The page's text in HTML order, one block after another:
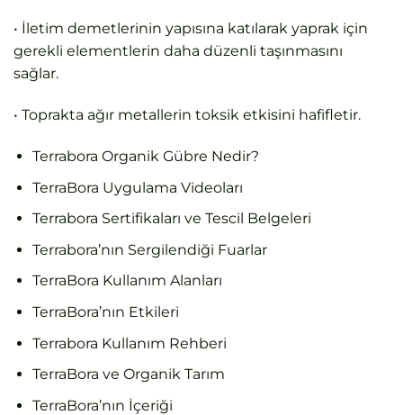
• İletim demetlerinin yapısına katılarak yaprak için
gerekli elementlerin daha düzenli taşınmasını
sağlar.
• Toprakta ağır metallerin toksik etkisini hafifletir.
Terrabora Organik Gübre Nedir?
TerraBora Uygulama Videoları
Terrabora Sertifikaları ve Tescil Belgeleri
Terrabora’nın Sergilendiği Fuarlar
TerraBora Kullanım Alanları
TerraBora’nın Etkileri
Terrabora Kullanım Rehberi
TerraBora ve Organik Tarım
TerraBora’nın İçeriği